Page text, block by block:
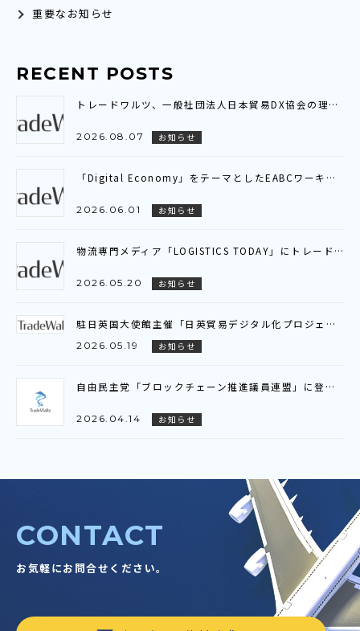
重要なお知らせ
RECENT POSTS
トレードワルツ、一般社団法人日本貿易DX協会の理事に就任～業界横断の連携を通じ、貿易DXの普及・標準化と社会実装を推進～
2026.08.07 お知らせ
「Digital Economy」をテーマとしたEABCワーキンググループ会議に参加いたしました～アジア全域を繋ぐ「デジタル貿易連携（DTC）」の現状と展望を共有～
2026.06.01 お知らせ
物流専門メディア「LOGISTICS TODAY」にトレードワルツのインタビュー記事が掲載されました
2026.05.20 お知らせ
駐日英国大使館主催「日英貿易デジタル化プロジェクト」ビジネスブリーフィング参加のお知らせ
2026.05.19 お知らせ
自由民主党「ブロックチェーン推進議員連盟」に登壇いたしました
2026.04.14 お知らせ
CONTACT
お気軽にお問合せください。